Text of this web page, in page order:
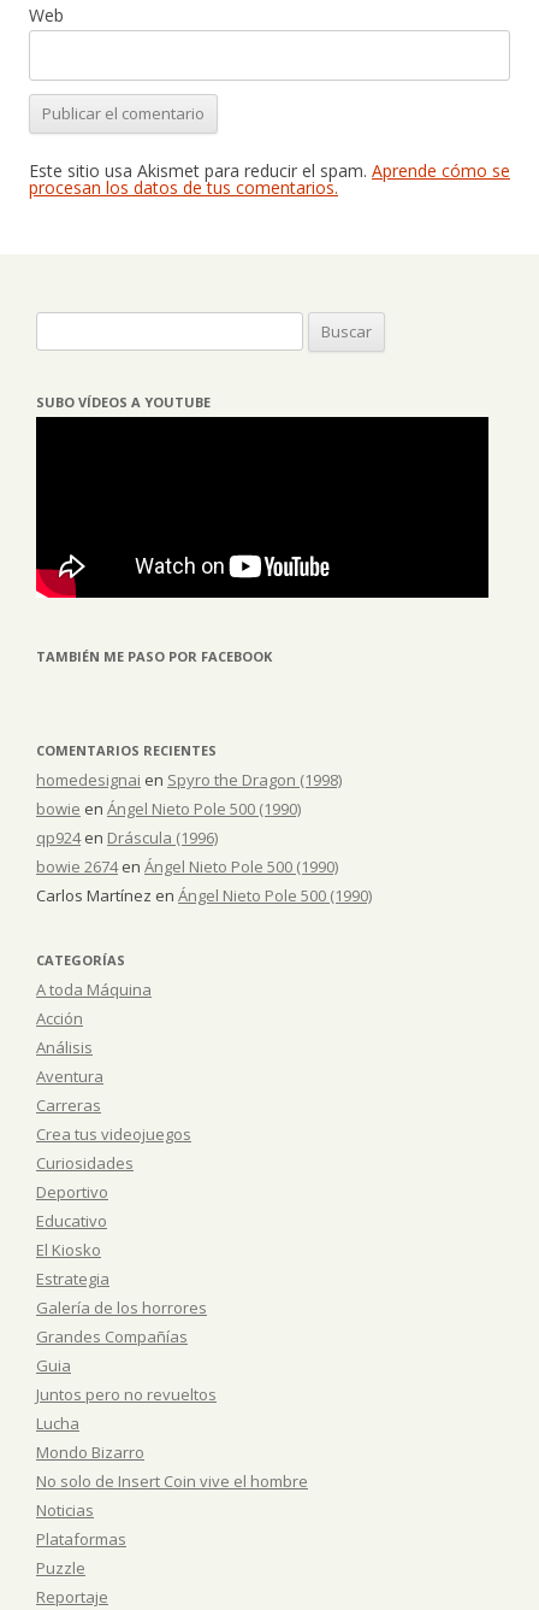
Web
Este sitio usa Akismet para reducir el spam. Aprende cómo se
procesan los datos de tus comentarios.
SUBO VÍDEOS A YOUTUBE
TAMBIÉN ME PASO POR FACEBOOK
COMENTARIOS RECIENTES
homedesignai en Spyro the Dragon (1998)
bowie en Ángel Nieto Pole 500 (1990)
qp924en Dráscula (1996)
bowie 2674en Ángel Nieto Pole 500 (1990)
Carlos Martínez en Ángel Nieto Pole 500 (1990)
CATEGORÍAS
A toda Máquina
Acción
Análisis
Aventura
Carreras
Crea tus videojuegos
Curiosidades
Deportivo
Educativo
El Kiosko
Estrategia
Galería de los horrores
Grandes Compañías
Guia
Juntos pero no revueltos
Lucha
Mondo Bizarro
No solo de Insert Coin vive el hombre
Noticias
Plataformas
Puzzle
Reportaje